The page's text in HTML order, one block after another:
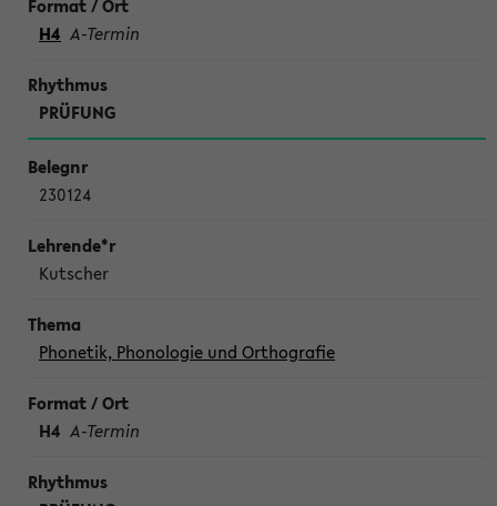
H4 A-Termin
PRÜFUNG
230124
Kutscher
Phonetik, Phonologie und Orthografie
H4 A-Termin